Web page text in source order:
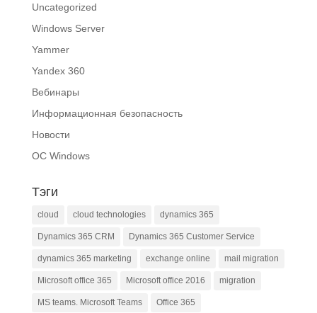
Uncategorized
Windows Server
Yammer
Yandex 360
Вебинары
Информационная безопасность
Новости
ОС Windows
Тэги
cloud cloud technologies dynamics 365
Dynamics 365 CRM Dynamics 365 Customer Service
dynamics 365 marketing exchange online mail migration
Microsoft office 365 Microsoft office 2016 migration
MS teams. Microsoft Teams Office 365